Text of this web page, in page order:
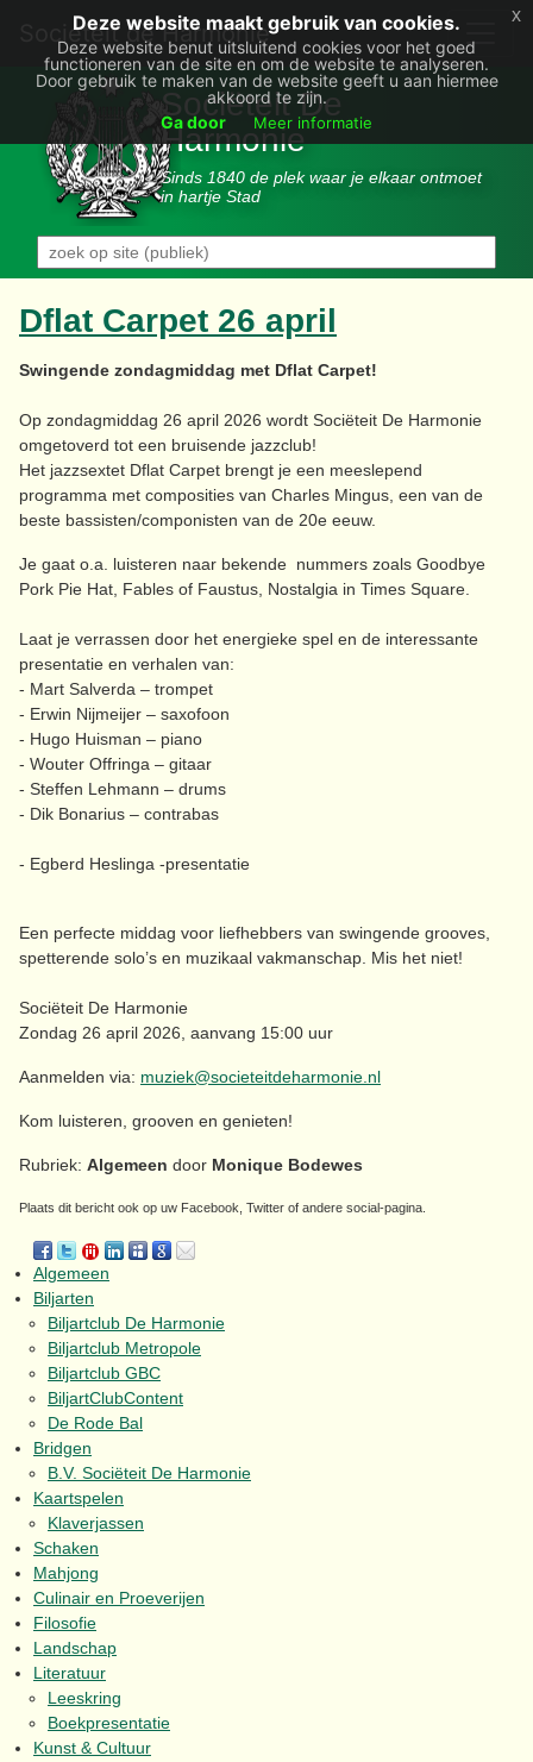
Deze website maakt gebruik van cookies.
Deze website benut uitsluitend cookies voor het goed
functioneren van de site en om de website te analyseren.
Door gebruik te maken van de website geeft u aan hiermee
akkoord te zijn.
Ga door
Meer informatie
x
Societëit de Harmonie
Sociëteit De
Harmonie
Sinds 1840 de plek waar je elkaar ontmoet
in hartje Stad
Dflat Carpet 26 april
Swingende zondagmiddag met Dflat Carpet!
Op zondagmiddag 26 april 2026 wordt Sociëteit De Harmonie
omgetoverd tot een bruisende jazzclub!
Het jazzsextet Dflat Carpet brengt je een meeslepend
programma met composities van Charles Mingus, een van de
beste bassisten/componisten van de 20e eeuw.
Je gaat o.a. luisteren naar bekende nummers zoals Goodbye
Pork Pie Hat, Fables of Faustus, Nostalgia in Times Square.
Laat je verrassen door het energieke spel en de interessante
presentatie en verhalen van:
- Mart Salverda – trompet
- Erwin Nijmeijer – saxofoon
- Hugo Huisman – piano
- Wouter Offringa – gitaar
- Steffen Lehmann – drums
- Dik Bonarius – contrabas
- Egberd Heslinga -presentatie
Een perfecte middag voor liefhebbers van swingende grooves,
spetterende solo’s en muzikaal vakmanschap. Mis het niet!
Sociëteit De Harmonie
Zondag 26 april 2026, aanvang 15:00 uur
Aanmelden via: muziek@societeitdeharmonie.nl
Kom luisteren, grooven en genieten!
Rubriek: Algemeen door Monique Bodewes
Plaats dit bericht ook op uw Facebook, Twitter of andere social-pagina.
Algemeen
Biljarten
Biljartclub De Harmonie
Biljartclub Metropole
Biljartclub GBC
BiljartClubContent
De Rode Bal
Bridgen
B.V. Sociëteit De Harmonie
Kaartspelen
Klaverjassen
Schaken
Mahjong
Culinair en Proeverijen
Filosofie
Landschap
Literatuur
Leeskring
Boekpresentatie
Kunst & Cultuur